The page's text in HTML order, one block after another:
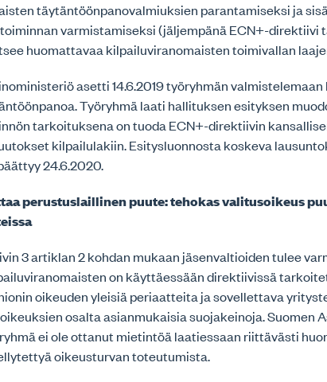
täytäntöönpanovalmiuksien parantamiseksi ja
varmistamiseksi (jäljempänä ECN+-direktiivi
huomattavaa kilpailuviranomaisten toimivallan
asetti 14.6.2019 työryhmän
Työryhmä laati hallituksen esityksen
tarkoituksena on tuoda ECN+-direktiivin
kilpailulakiin. Esitysluonnosta koskeva
24.6.2020.
perustuslaillinen puute: tehokas valitusoikeus
3 artiklan 2 kohdan mukaan jäsenvaltioiden tulee
on käyttäessään direktiivissä
oikeuden yleisiä periaatteita ja sovellettava
osalta asianmukaisia suojakeinoja. Suomen
ei ole ottanut mietintöä laatiessaan riittävästi
oikeusturvan toteutumista.